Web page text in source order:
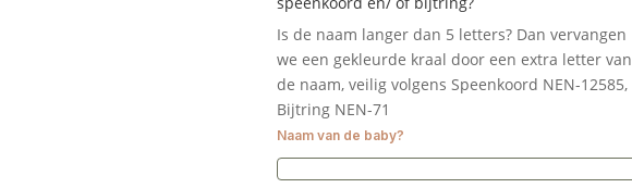
Is de naam langer dan 5 letters? Dan vervangen
we een gekleurde kraal door een extra letter van
de naam, veilig volgens Speenkoord NEN-12585,
Bijtring NEN-71
Naam van de baby?